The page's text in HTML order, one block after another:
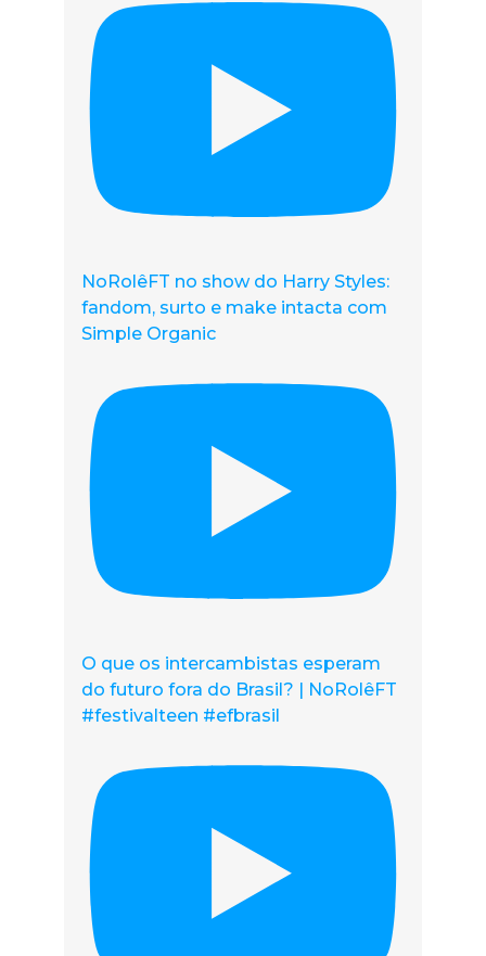
NoRolêFT no show do Harry Styles:
fandom, surto e make intacta com
Simple Organic
O que os intercambistas esperam
do futuro fora do Brasil? | NoRolêFT
#festivalteen #efbrasil